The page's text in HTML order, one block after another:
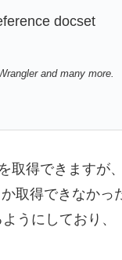
docset
and many more.
得できますが
取得できなかっ
うにしており、